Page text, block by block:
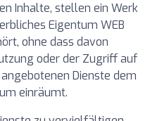
Inhalte, stellen ein Werk
Eigentum WEB
ohne dass davon
oder der Zugriff auf
Dienste dem
einräumt.